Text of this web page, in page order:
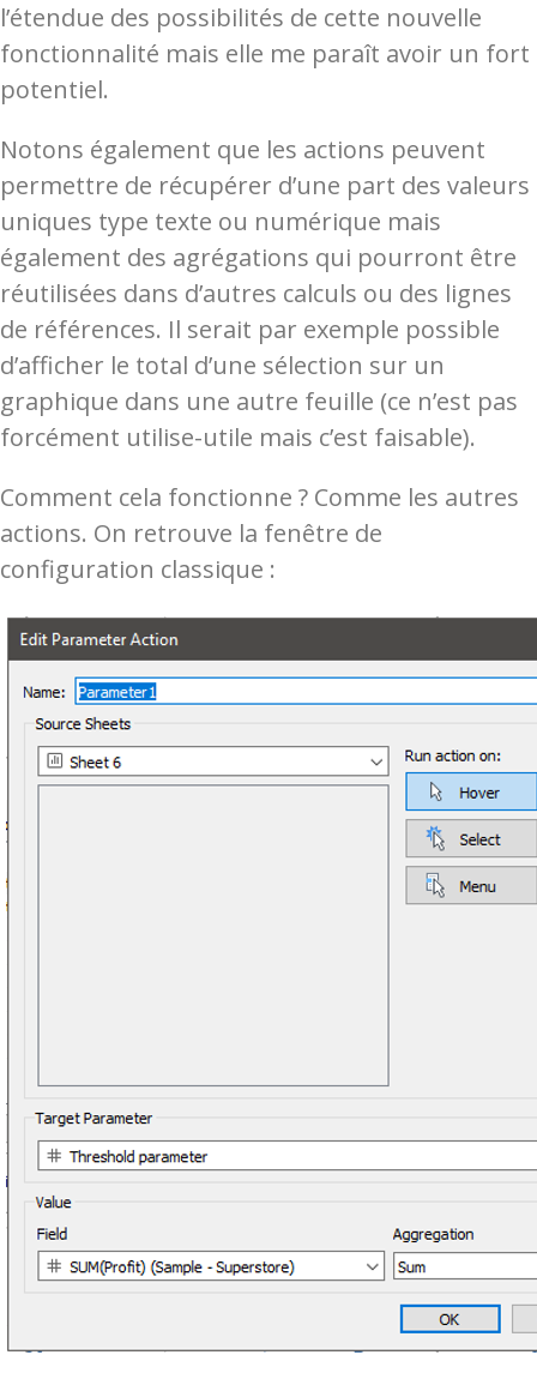
l’étendue des possibilités de cette nouvelle
fonctionnalité mais elle me paraît avoir un fort
potentiel.
Notons également que les actions peuvent
permettre de récupérer d’une part des valeurs
uniques type texte ou numérique mais
également des agrégations qui pourront être
réutilisées dans d’autres calculs ou des lignes
de références. Il serait par exemple possible
d’afficher le total d’une sélection sur un
graphique dans une autre feuille (ce n’est pas
forcément utilise-utile mais c’est faisable).
Comment cela fonctionne ? Comme les autres
actions. On retrouve la fenêtre de
configuration classique :